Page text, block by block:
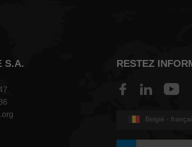
S.A. RESTEZ
België -